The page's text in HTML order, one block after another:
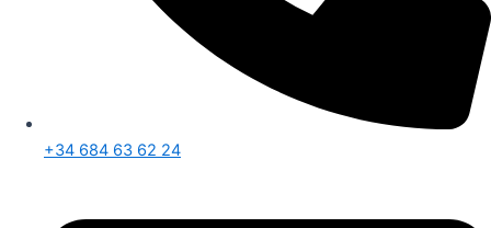
+34 684 63 62 24